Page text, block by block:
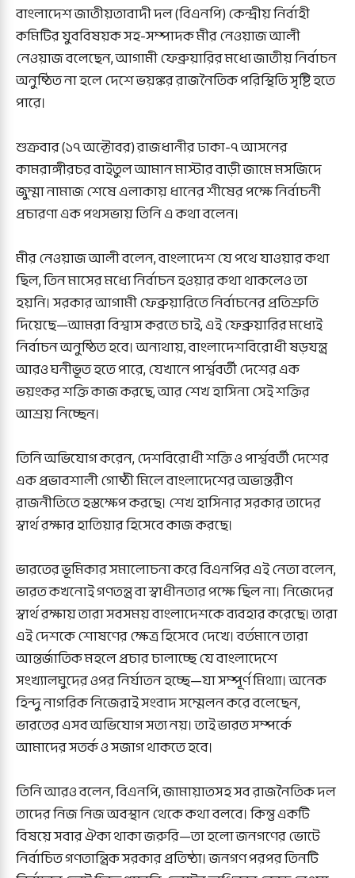
বাংলাদেশ জাতীয়তাবাদী দল (বিএনপি) কেন্দ্রীয় নির্বাহী
কমিটির যুববিষয়ক সহ-সম্পাদক মীর নেওয়াজ আলী
নেওয়াজ বলেছেন, আগামী ফেব্রুয়ারির মধ্যে জাতীয় নির্বাচন
অনুষ্ঠিত না হলে দেশে ভয়ঙ্কর রাজনৈতিক পরিস্থিতি সৃষ্টি হতে
পারে।
শুক্রবার (১৭ অক্টোবর) রাজধানীর ঢাকা-৭ আসনের
কামরাঙ্গীরচর বাইতুল আমান মাস্টার বাড়ী জামে মসজিদে
জুম্মা নামাজ শেষে এলাকায় ধানের শীষের পক্ষে নির্বাচনী
প্রচারণা এক পথসভায় তিনি এ কথা বলেন।
মীর নেওয়াজ আলী বলেন, বাংলাদেশ যে পথে যাওয়ার কথা
ছিল, তিন মাসের মধ্যে নির্বাচন হওয়ার কথা থাকলেও তা
হয়নি। সরকার আগামী ফেব্রুয়ারিতে নির্বাচনের প্রতিশ্রুতি
দিয়েছে—আমরা বিশ্বাস করতে চাই, এই ফেব্রুয়ারির মধ্যেই
নির্বাচন অনুষ্ঠিত হবে। অন্যথায়, বাংলাদেশবিরোধী ষড়যন্ত্র
আরও ঘনীভূত হতে পারে, যেখানে পার্শ্ববর্তী দেশের এক
ভয়ংকর শক্তি কাজ করছে, আর শেখ হাসিনা সেই শক্তির
আশ্রয় নিচ্ছেন।
তিনি অভিযোগ করেন, দেশবিরোধী শক্তি ও পার্শ্ববর্তী দেশের
এক প্রভাবশালী গোষ্ঠী মিলে বাংলাদেশের অভ্যন্তরীণ
রাজনীতিতে হস্তক্ষেপ করছে। শেখ হাসিনার সরকার তাদের
স্বার্থ রক্ষার হাতিয়ার হিসেবে কাজ করছে।
ভারতের ভূমিকার সমালোচনা করে বিএনপির এই নেতা বলেন,
ভারত কখনোই গণতন্ত্র বা স্বাধীনতার পক্ষে ছিল না। নিজেদের
স্বার্থ রক্ষায় তারা সবসময় বাংলাদেশকে ব্যবহার করেছে। তারা
এই দেশকে শোষণের ক্ষেত্র হিসেবে দেখে। বর্তমানে তারা
আন্তর্জাতিক মহলে প্রচার চালাচ্ছে যে বাংলাদেশে
সংখ্যালঘুদের ওপর নির্যাতন হচ্ছে—যা সম্পূর্ণ মিথ্যা। অনেক
হিন্দু নাগরিক নিজেরাই সংবাদ সম্মেলন করে বলেছেন,
ভারতের এসব অভিযোগ সত্য নয়। তাই ভারত সম্পর্কে
আমাদের সতর্ক ও সজাগ থাকতে হবে।
তিনি আরও বলেন, বিএনপি, জামায়াতসহ সব রাজনৈতিক দল
তাদের নিজ নিজ অবস্থান থেকে কথা বলবে। কিন্তু একটি
বিষয়ে সবার ঐক্য থাকা জরুরি—তা হলো জনগণের ভোটে
নির্বাচিত গণতান্ত্রিক সরকার প্রতিষ্ঠা। জনগণ পরপর তিনটি